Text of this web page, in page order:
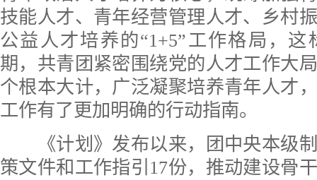
技能人才、青年经营管理人才、乡村
公益人才培养的“1+5”工作格局，
期，共青团紧密围绕党的人才工作大
个根本大计，广泛凝聚培养青年人才
工作有了更加明确的行动指南。
《计划》发布以来，团中央本级制
策文件和工作指引17份，推动建设骨